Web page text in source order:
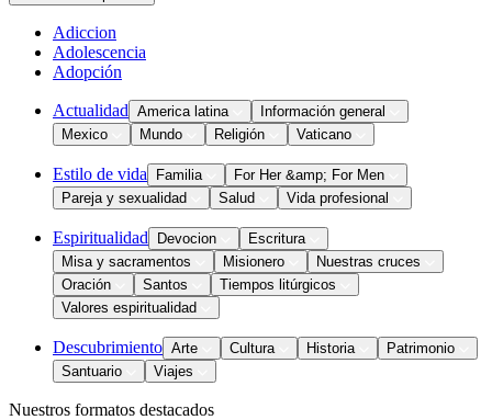
Adiccion
Adolescencia
Adopción
Actualidad America latina
Información general
Mexico
Mundo Religión Vaticano
Estilo de vida Familia
For Her &amp; For Men
Pareja y sexualidad
Salud Vida profesional
Espiritualidad Devocion
Escritura
Misa y sacramentos
Misionero
Nuestras cruces
Oración
Santos
Tiempos litúrgicos
Valores espiritualidad
Descubrimiento Arte Cultura Historia
Patrimonio
Santuario
Viajes
Nuestros formatos destacados